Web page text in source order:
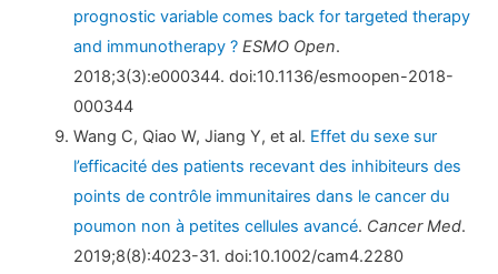
prognostic variable comes back for targeted therapy
and immunotherapy ? ESMO Open.
2018;3(3):e000344. doi:10.1136/esmoopen-2018-
000344
Wang C, Qiao W, Jiang Y, et al. Effet du sexe sur
l’efficacité des patients recevant des inhibiteurs des
points de contrôle immunitaires dans le cancer du
poumon non à petites cellules avancé. Cancer Med.
2019;8(8):4023-31. doi:10.1002/cam4.2280